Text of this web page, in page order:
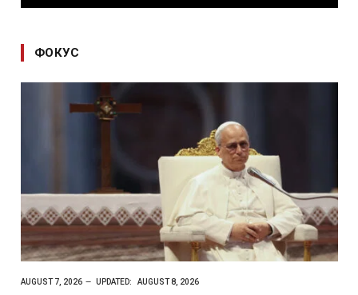
ФОКУС
AUGUST 7, 2026 UPDATED: AUGUST 8, 2026